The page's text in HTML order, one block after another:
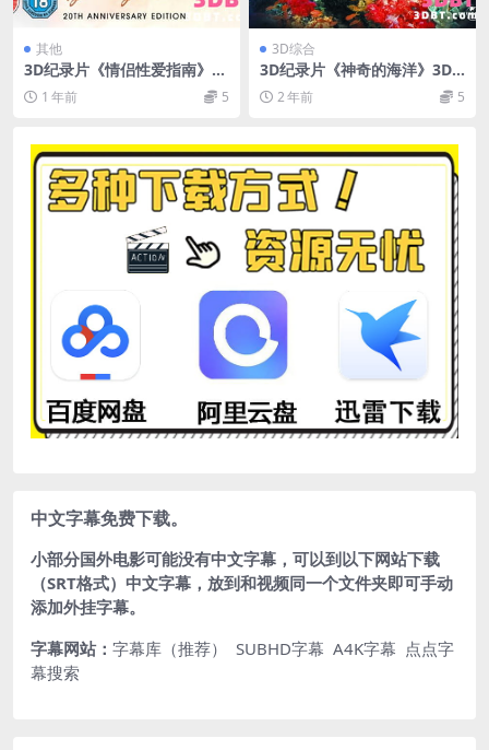
其他
3D纪录片《情侣性爱指南》3
D版 左右格式 BT种子下载
1 年前 5
3D综合
3D纪录片《神奇的海洋》3D
左右版 下载
2 年前 5
中文字幕免费下载。
小部分国外电影可能没有中文字幕，可以到以下网站下载
（SRT格式）中文字幕，放到和视频同一个文件夹即可手动
添加外挂字幕。
字幕网站： 字幕库（推荐） SUBHD字幕 A4K字幕 点点字
幕搜索